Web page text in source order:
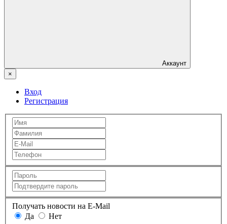
Аккаунт
×
Вход
Регистрация
Получать новости на E-Mail
Да
Нет